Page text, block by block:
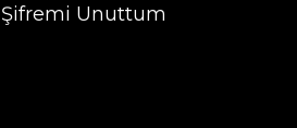
Şifremi Unuttum